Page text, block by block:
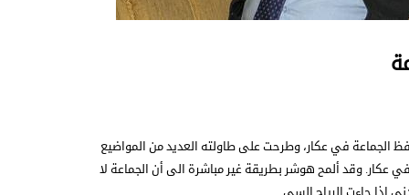
الجماعة في عكار، وطرحت على طاولته العديد من المواضيع
في عكار. وقد ألمح هوشر بطريقة غير مباشرة الى أن الجماعة لا
إذا جاءت الرياح السي